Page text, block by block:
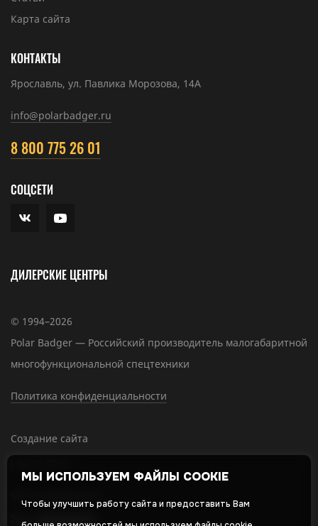
Карта сайта
КОНТАКТЫ
Ярославль, ул. Павлика Морозова, 14А
info@polarbadger.ru
8 800 775 26 01
СОЦСЕТИ
ДИЛЕРСКИЕ ЦЕНТРЫ
© 1994–2026
Polar Badger — Российский производитель малогабаритной
многофункциональной спецтехники
Политика конфиденциальности
Создание сайта
МЫ ИСПОЛЬЗУЕМ ФАЙЛЫ COOKIE
Чтобы улучшить работу сайта и предоставить Вам